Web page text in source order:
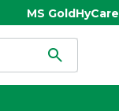
MS GoldHyCare